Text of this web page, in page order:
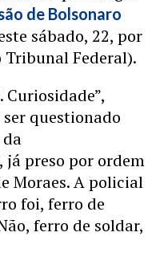
de Bolsonaro
sábado, 22, por
Tribunal Federal).
questionado
já preso por ordem
Moraes. A policial
foi, ferro de
ferro de soldar,